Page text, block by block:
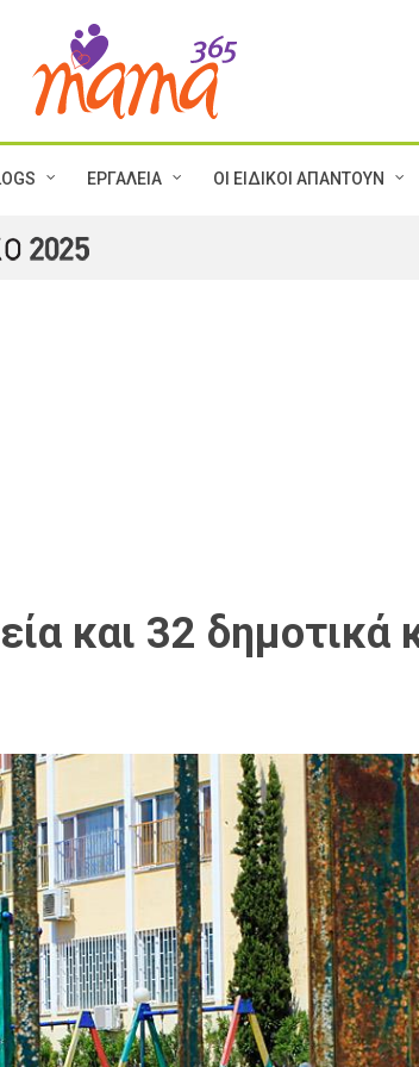
ΕΡΓΑΛΕΙΑ ΟΙ ΕΙΔΙΚΟΙ ΑΠΑΝΤΟΥΝ
και 32 δημοτικά